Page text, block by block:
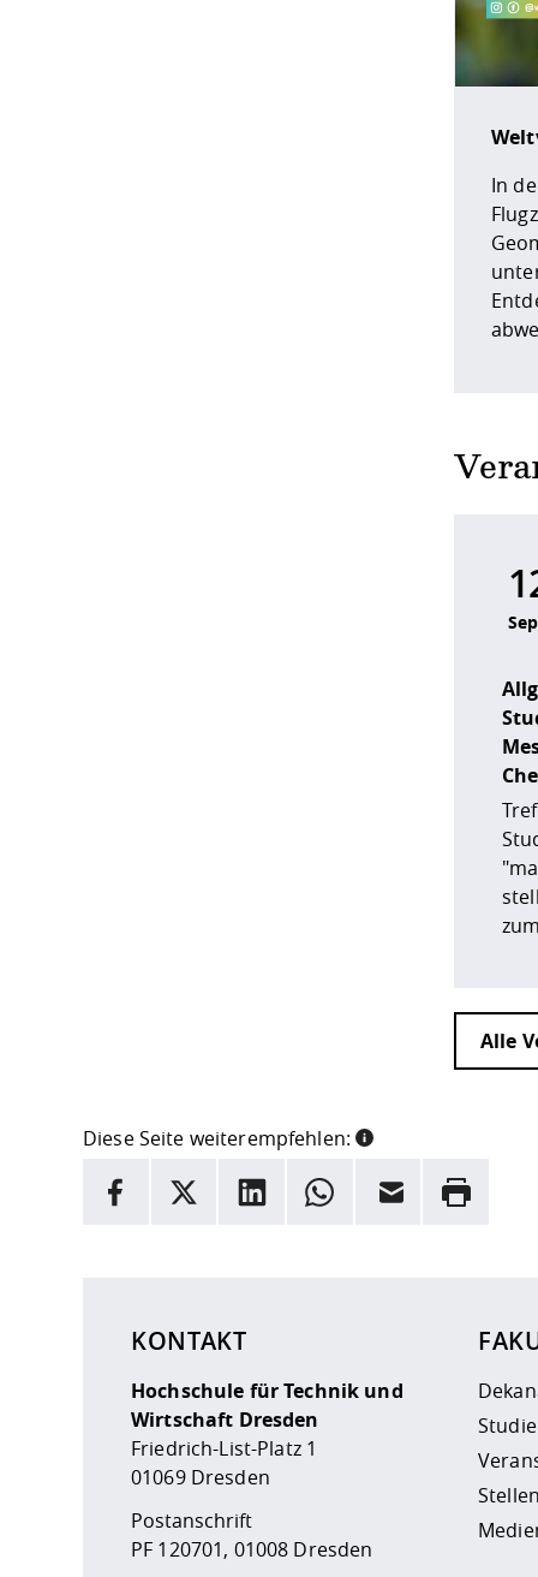
In
Alle
Diese Seite weiterempfehlen:
INFORMATION
Facebook
X LinkedInWhatsappE-Mail Drucken
KONTAKT
Hochschule für Technik und
Wirtschaft Dresden
Friedrich-List-Platz 1
01069 Dresden
Postanschrift
PF 120701, 01008 Dresden